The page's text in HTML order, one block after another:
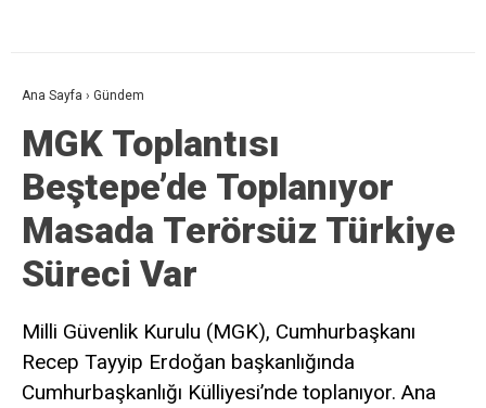
Ana Sayfa › Gündem
MGK Toplantısı
Beştepe’de Toplanıyor
Masada Terörsüz Türkiye
Süreci Var
Milli Güvenlik Kurulu (MGK), Cumhurbaşkanı
Recep Tayyip Erdoğan başkanlığında
Cumhurbaşkanlığı Külliyesi’nde toplanıyor. Ana